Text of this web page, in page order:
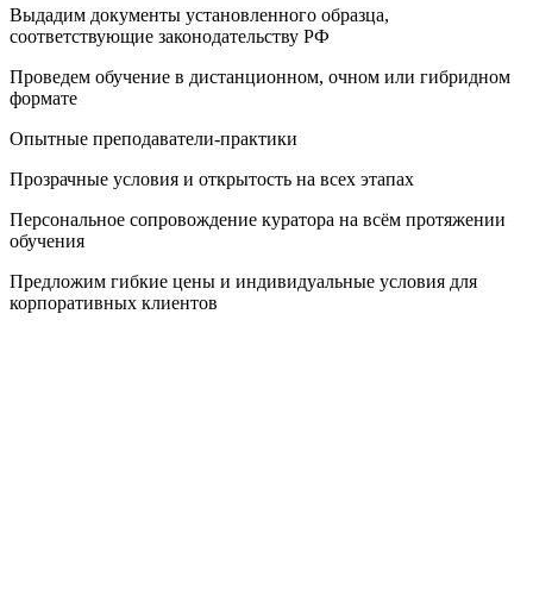
Выдадим документы установленного образца,
соответствующие законодательству РФ
Проведем обучение в дистанционном, очном или гибридном
формате
Опытные преподаватели-практики
Прозрачные условия и открытость на всех этапах
Персональное сопровождение куратора на всём протяжении
обучения
Предложим гибкие цены и индивидуальные условия для
корпоративных клиентов